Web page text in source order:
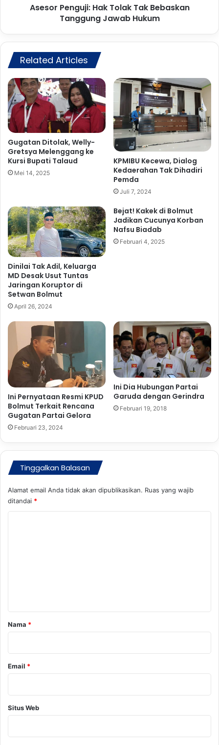
n
D
e
b
a
t
P
u
t
a
r
a
n
t
a
m
a
P
i
l
k
a
d
B
u
t
2
0
2
4
H
a
k
T
o
l
a
k
T
a
k
B
s
k
a
n
T
a
n
g
g
u
g
a
b
H
u
k
u
m
Asesor Penguji: Hak Tolak Tak Bebaskan
Tanggung Jawab Hukum
Related Articles
Gugatan Ditolak, Welly-
Gretsya Melenggang ke
Kursi Bupati Talaud
Mei 14, 2025
KPMIBU Kecewa, Dialog
Kedaerahan Tak Dihadiri
Pemda
Juli 7, 2024
Dinilai Tak Adil, Keluarga
MD Desak Usut Tuntas
Jaringan Koruptor di
Setwan Bolmut
April 26, 2024
Bejat! Kakek di Bolmut
Jadikan Cucunya Korban
Nafsu Biadab
Februari 4, 2025
Ini Pernyataan Resmi KPUD
Bolmut Terkait Rencana
Gugatan Partai Gelora
Februari 23, 2024
Ini Dia Hubungan Partai
Garuda dengan Gerindra
Februari 19, 2018
Tinggalkan Balasan
Alamat email Anda tidak akan dipublikasikan. Ruas yang wajib
ditandai *
rNama *
Email *
Situs Web